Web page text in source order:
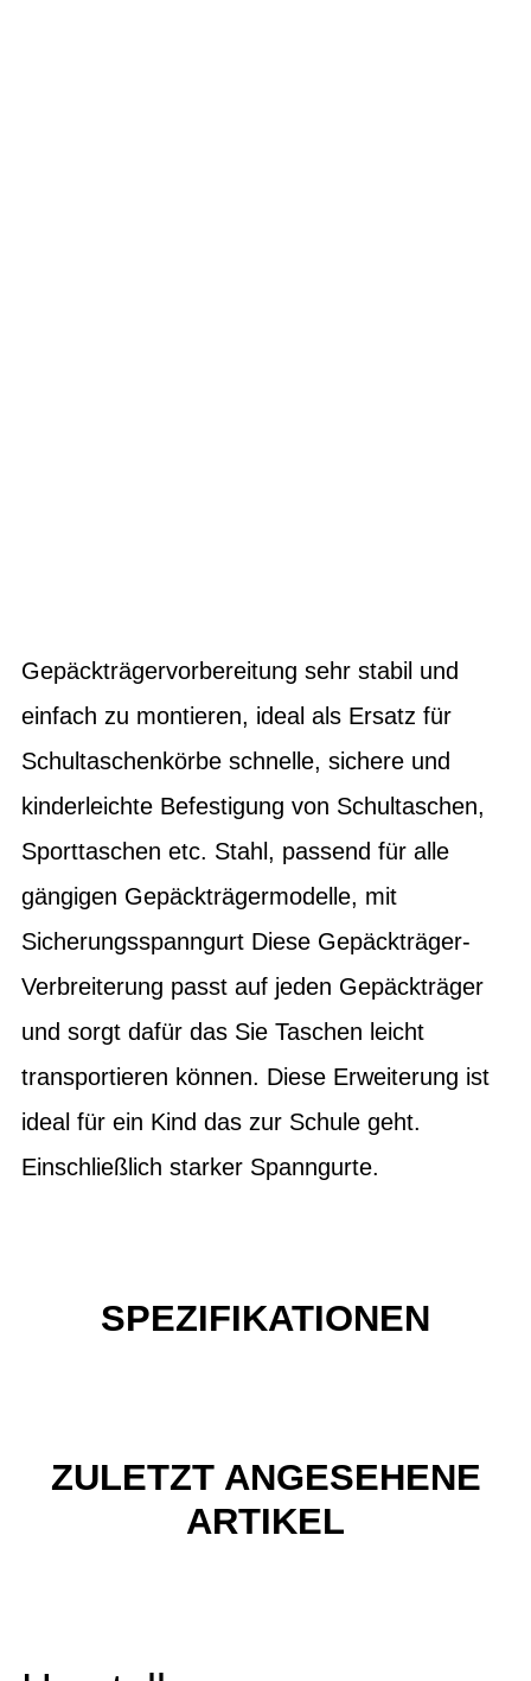
Gepäckträgervorbereitung sehr stabil und
einfach zu montieren, ideal als Ersatz für
Schultaschenkörbe schnelle, sichere und
kinderleichte Befestigung von Schultaschen,
Sporttaschen etc. Stahl, passend für alle
gängigen Gepäckträgermodelle, mit
Sicherungsspanngurt Diese Gepäckträger-
Verbreiterung passt auf jeden Gepäckträger
und sorgt dafür das Sie Taschen leicht
transportieren können. Diese Erweiterung ist
ideal für ein Kind das zur Schule geht.
Einschließlich starker Spanngurte.
SPEZIFIKATIONEN
ZULETZT ANGESEHENE
ARTIKEL